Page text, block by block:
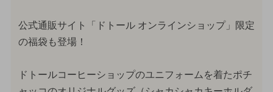
公式通販サイト「ドトール オンラインショップ」限定
の福袋も登場！
ドトールコーヒーショップのユニフォームを着たポチ